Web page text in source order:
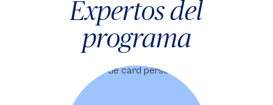
Expertos del
programa